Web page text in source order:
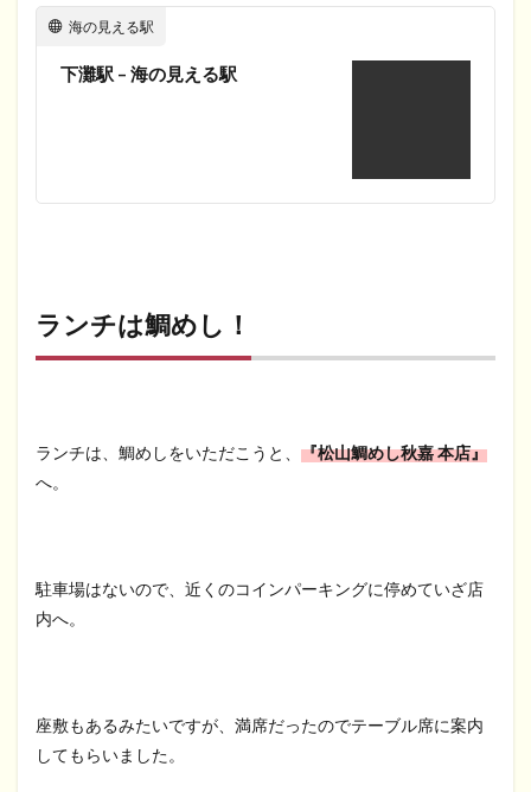
海の見える駅
下灘駅 – 海の見える駅
ランチは鯛めし！
ランチは、鯛めしをいただこうと、 『松山鯛めし秋嘉 本店』
へ。
駐車場はないので、近くのコインパーキングに停めていざ店
内へ。
座敷もあるみたいですが、満席だったのでテーブル席に案内
してもらいました。